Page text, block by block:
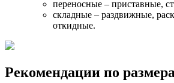
переносные – приставные,
складные – раздвижные,
откидные.
Рекомендации по